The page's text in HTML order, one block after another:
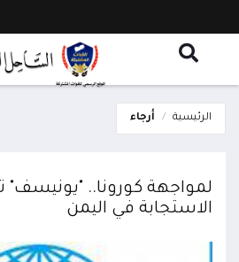
الرئيسية أرجاء
لمواجهة كورونا.. "يونيسف"
الاستجابة في اليمن